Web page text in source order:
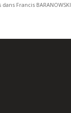
dans Francis BARANOWSKI